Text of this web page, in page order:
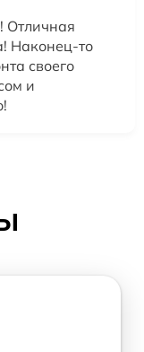
Отличная
Наконец-то
своего
и